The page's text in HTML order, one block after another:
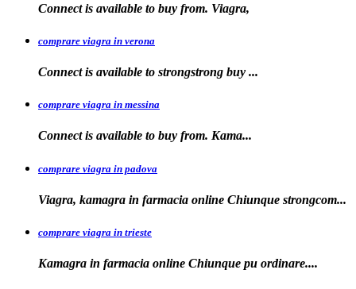
Connect is available to buy from. Viagra,
comprare viagra in verona
Connect is available to strongstrong buy ...
comprare viagra in messina
Connect is available to buy from. Kama...
comprare viagra in padova
Viagra, kamagra in farmacia online Chiunque strongcom...
comprare viagra in trieste
Kamagra in farmacia online Chiunque pu ordinare....